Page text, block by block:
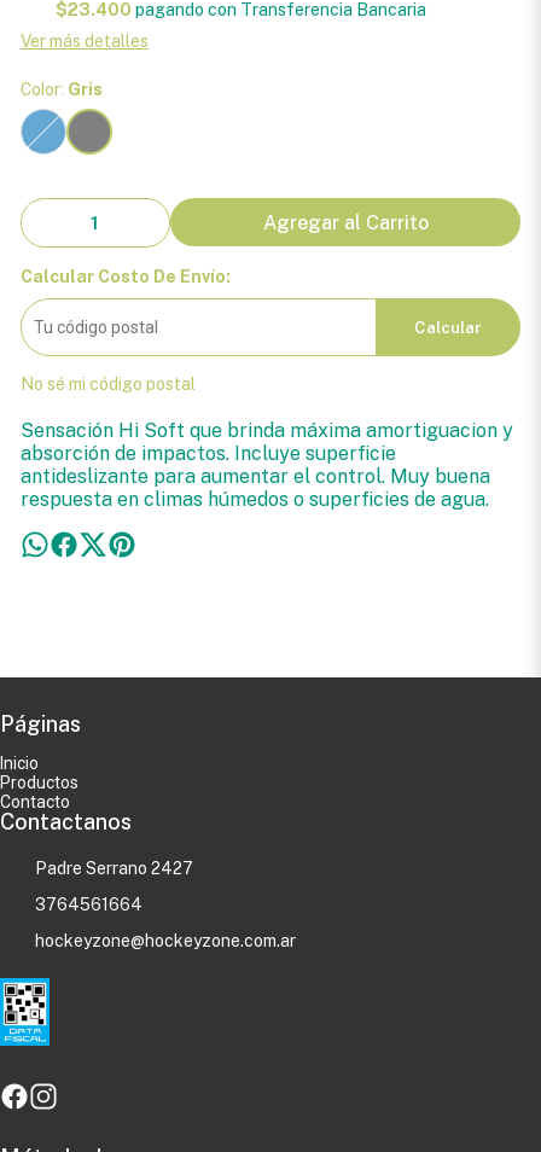
$23.400 pagando con Transferencia Bancaria
Ver más detalles
Color: Gris
Agregar al Carrito
Calcular Costo De Envío:
Calcular
No sé mi código postal
Sensación Hi Soft que brinda máxima amortiguacion y
absorción de impactos. Incluye superficie
antideslizante para aumentar el control. Muy buena
respuesta en climas húmedos o superficies de agua.
Páginas
Inicio
Productos
Contacto
Contactanos
Padre Serrano 2427
3764561664
hockeyzone@hockeyzone.com.ar